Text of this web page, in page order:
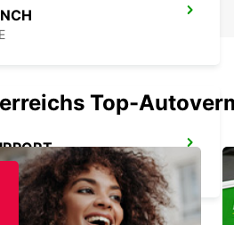
Top-